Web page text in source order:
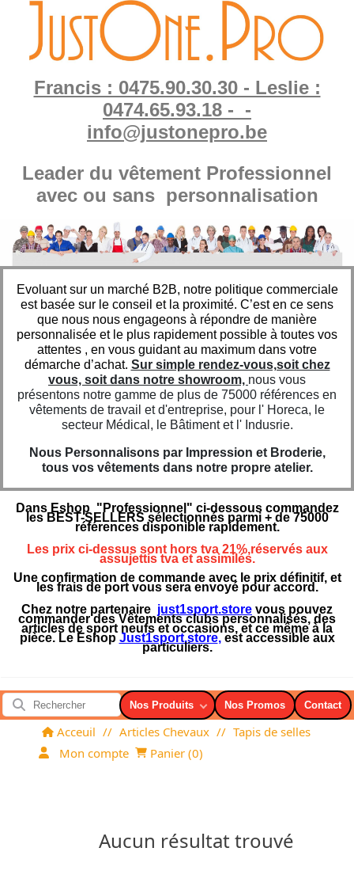
Francis : 0475.90.30.30 - Leslie :
0474.65.93.18 - -
info@justonepro.be
Leader du vêtement Professionnel
avec ou sans personnalisation
Evoluant sur un marché B2B, notre politique commerciale
est basée sur le conseil et la proximité. C’est en ce sens
que nous nous engageons à répondre de manière
personnalisée et le plus rapidement possible à toutes vos
attentes , en vous guidant au maximum dans votre
démarche d’achat. Sur simple rendez-vous,soit chez
vous, soit dans notre showroom, nous vous
présentons notre gamme de plus de 75000 références en
vêtements de travail et d'entreprise, pour l' Horeca, le
secteur Médical, le Bâtiment et l' Indusrie.
Nous Personnalisons par Impression et Broderie,
tous vos vêtements dans notre propre atelier.
Dans Eshop "Professionnel" ci-dessous commandez
les BEST-SELLERS sélectionnés parmi + de 75000
références disponible rapidement.
Les prix ci-dessus sont hors tva 21%,réservés aux
assujettis tva et assimilés.
Une confirmation de commande avec le prix définitif, et
les frais de port vous sera envoyé pour accord.
Chez notre partenaire just1sport.store vous pouvez
commander des Vêtements clubs personnalisés, des
articles de sport neufs et occasions, et ce même à la
pièce. Le Eshop Just1sport.store,est accessible aux
particuliers.
Nos Produits Nos Promos Contact
Acceuil // Articles Chevaux // Tapis de selles
Mon compte
Panier (0)
Aucun résultat trouvé